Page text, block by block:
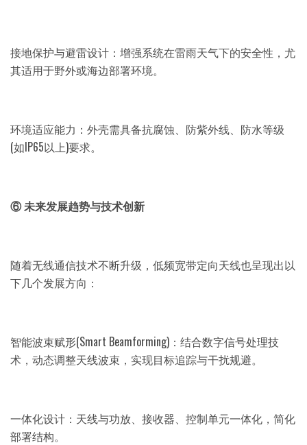
接地保护与避雷设计：增强系统在雷雨天气下的安全性，尤
其适用于野外或海边部署环境。
环境适应能力：外壳需具备抗腐蚀、防紫外线、防水等级
(如IP65以上)要求。
⑥ 未来发展趋势与技术创新
随着无线通信技术不断升级，低频宽带定向天线也呈现出以
下几个发展方向：
智能波束赋形(Smart Beamforming)：结合数字信号处理技
术，动态调整天线波束，实现目标追踪与干扰规避。
一体化设计：天线与功放、接收器、控制单元一体化，简化
部署结构。